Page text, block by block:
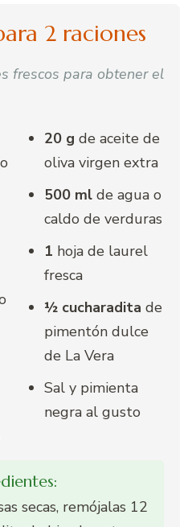
2 raciones
frescos para obtener el
20 g de aceite de
oliva virgen extra
500 ml de agua o
caldo de verduras
1 hoja de laurel
fresca
½ cucharadita de
pimentón dulce
de La Vera
Sal y pimienta
negra al gusto
secas, remójalas 12